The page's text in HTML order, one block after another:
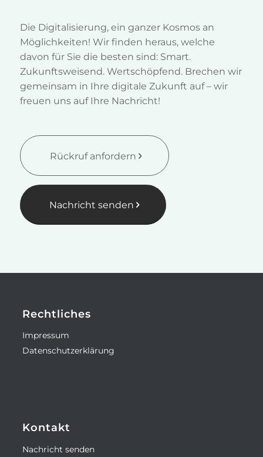
Die Digitalisierung, ein ganzer Kosmos an
Möglichkeiten! Wir finden heraus, welche
davon für Sie die besten sind: Smart.
Zukunftsweisend. Wertschöpfend. Brechen wir
gemeinsam in Ihre digitale Zukunft auf – wir
freuen uns auf Ihre Nachricht!
Rückruf anfordern
Nachricht senden
Rechtliches
Impressum
Datenschutzerklärung
Kontakt
Nachricht senden